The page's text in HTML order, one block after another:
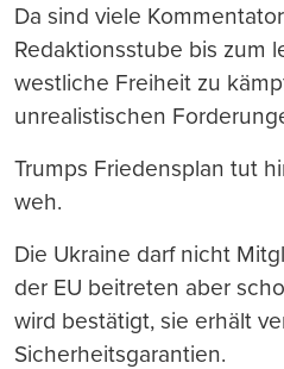
Da sind viele
Redaktionsstube bis zum
westliche Freiheit zu
unrealistischen
Trumps Friedensplan tut
weh.
Die Ukraine darf nicht
der EU beitreten aber
wird bestätigt, sie erhält
Sicherheitsgarantien.